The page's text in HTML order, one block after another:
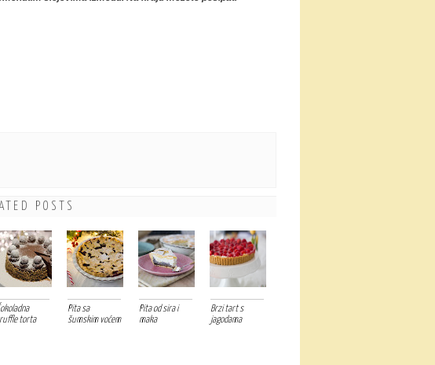
POSTS
torta
Pita sa
šumskim voćem
Pita od sira i
maka
Brzi tart s
jagodama